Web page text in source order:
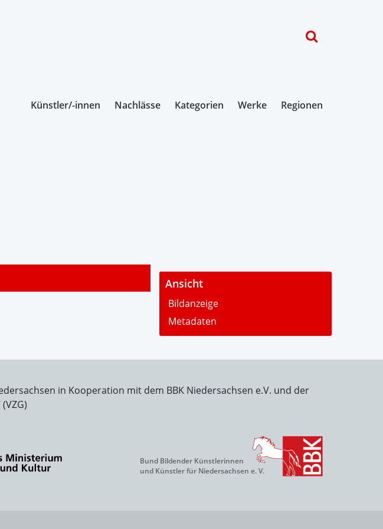
Künstler/-innen Nachlässe Kategorien Werke Regionen
- Ansicht
Bildanzeige
Metadaten
in Kooperation mit dem BBK Niedersachsen e.V. und der
Bund Bildender Künstlerinnen
und Künstler für Niedersachsen e. V.